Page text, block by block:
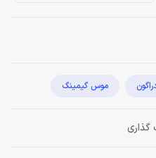
موس گیمینگ
گذاری